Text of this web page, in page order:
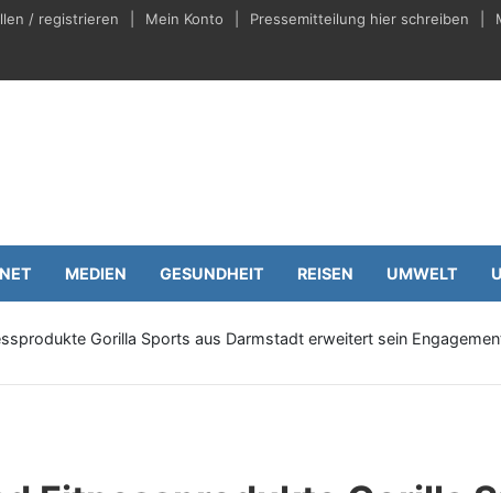
/ registrieren Mein Konto Pressemitteilung hier schreiben
MEDIEN GESUNDHEIT REISEN UMWELT
Gorilla Sports aus Darmstadt erweitert sein